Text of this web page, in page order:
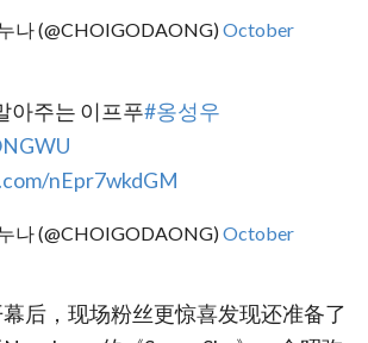
나 (@CHOIGODAONG)October
아주는 이프푸#옹성우
nEpr7wkdGM
나 (@CHOIGODAONG)October
后，现场粉丝更惊喜发现还准备了